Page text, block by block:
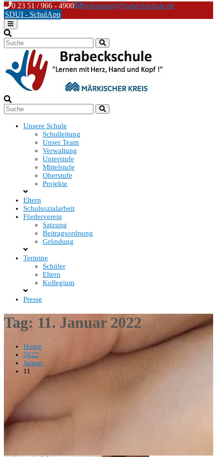
Skip
to
content
0 23 51 / 966 - 4900
Sekretariat@brabeckschule.de
SDUI - SchulApp
Unsere Schule
Schulleitung
Unser Team
Verwaltung
Unterstufe
Mittelstufe
Oberstufe
Projekte
Eltern
Schulsozialarbeit
Förderverein
Satzung
Beitragsordnung
Gründung
Termine
Schüler
Eltern
Kollegium
Presse
Tag: 11. Januar 2022
Home
2022
Januar
11